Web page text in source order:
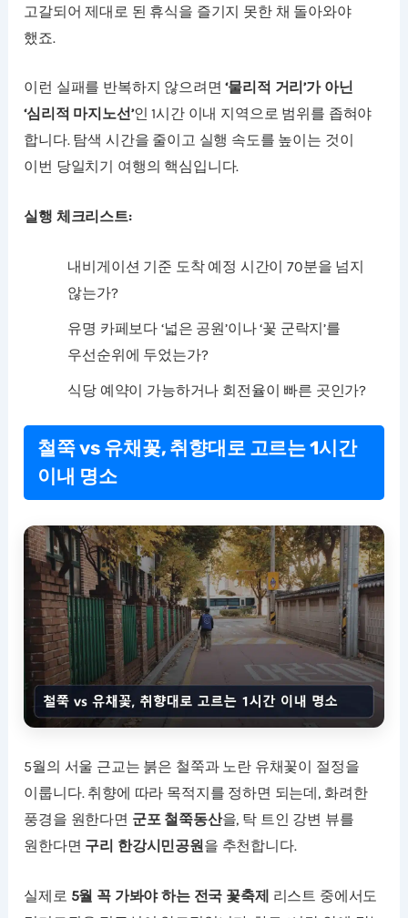
고갈되어 제대로 된 휴식을 즐기지 못한 채 돌아와야
했죠.
이런 실패를 반복하지 않으려면‘물리적 거리’가 아닌
‘심리적 마지노선’인 1시간 이내 지역으로 범위를 좁혀야
합니다. 탐색 시간을 줄이고 실행 속도를 높이는 것이
이번 당일치기 여행의 핵심입니다.
실행 체크리스트:
내비게이션 기준 도착 예정 시간이 70분을 넘지
않는가?
유명 카페보다 ‘넓은 공원’이나 ‘꽃 군락지’를
우선순위에 두었는가?
식당 예약이 가능하거나 회전율이 빠른 곳인가?
철쭉 vs 유채꽃, 취향대로 고르는 1시간
이내 명소
5월의 서울 근교는 붉은 철쭉과 노란 유채꽃이 절정을
이룹니다. 취향에 따라 목적지를 정하면 되는데, 화려한
풍경을 원한다면 군포 철쭉동산을, 탁 트인 강변 뷰를
원한다면 구리 한강시민공원을 추천합니다.
실제로 5월 꼭 가봐야 하는 전국 꽃축제 리스트 중에서도